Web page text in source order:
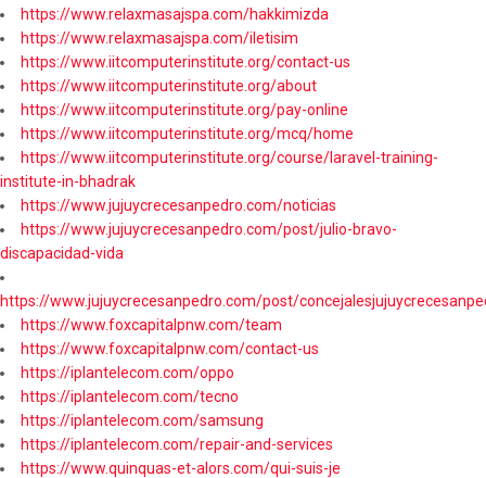
https://www.relaxmasajspa.com/hakkimizda
https://www.relaxmasajspa.com/iletisim
https://www.iitcomputerinstitute.org/contact-us
https://www.iitcomputerinstitute.org/about
https://www.iitcomputerinstitute.org/pay-online
https://www.iitcomputerinstitute.org/mcq/home
https://www.iitcomputerinstitute.org/course/laravel-training-
institute-in-bhadrak
https://www.jujuycrecesanpedro.com/noticias
https://www.jujuycrecesanpedro.com/post/julio-bravo-
discapacidad-vida
https://www.jujuycrecesanpedro.com/post/
https://www.foxcapitalpnw.com/team
https://www.foxcapitalpnw.com/contact-us
https://iplantelecom.com/oppo
https://iplantelecom.com/tecno
https://iplantelecom.com/samsung
https://iplantelecom.com/repair-and-services
https://www.quinquas-et-alors.com/qui-suis-je